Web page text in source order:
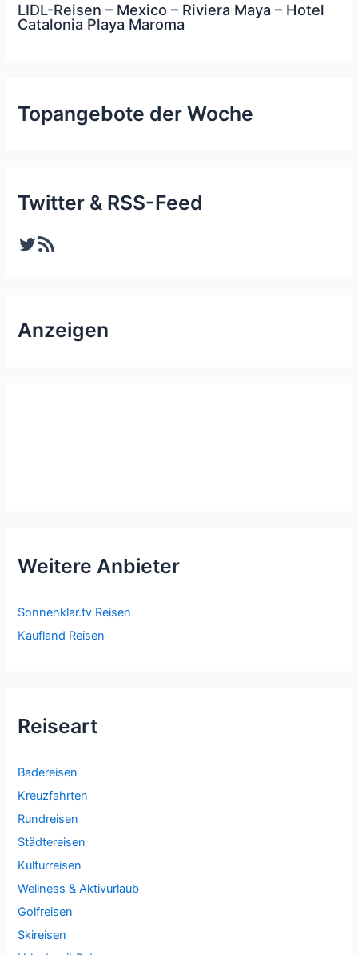
LIDL-Reisen – Mexico – Riviera Maya – Hotel
Catalonia Playa Maroma
Topangebote der Woche
Twitter & RSS-Feed
Twitter RSS-Feed
Anzeigen
Weitere Anbieter
Sonnenklar.tv Reisen
Kaufland Reisen
Reiseart
Badereisen
Kreuzfahrten
Rundreisen
Städtereisen
Kulturreisen
Wellness & Aktivurlaub
Golfreisen
Skireisen